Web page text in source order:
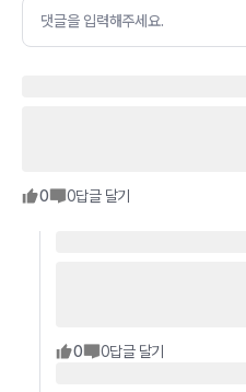
댓글을 입력해주세요.
0 0답글 달기
0 0답글 달기